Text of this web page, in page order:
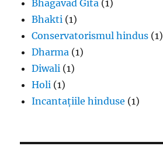
Bhagavad Gita (1)
Bhakti (1)
Conservatorismul hindus (1)
Dharma (1)
Diwali (1)
Holi (1)
Incantațiile hinduse (1)